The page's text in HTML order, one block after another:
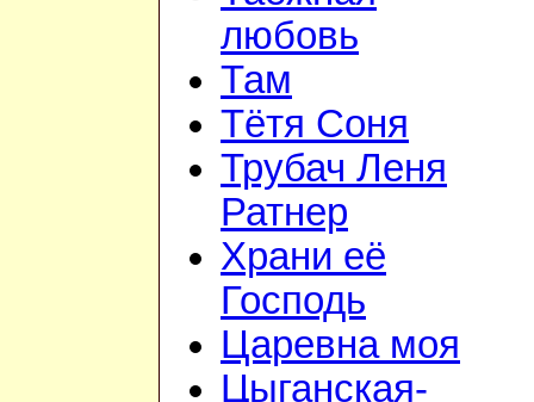
любовь
Там
Тётя Соня
Трубач Леня
Ратнер
Храни её
Господь
Царевна моя
Цыганская-